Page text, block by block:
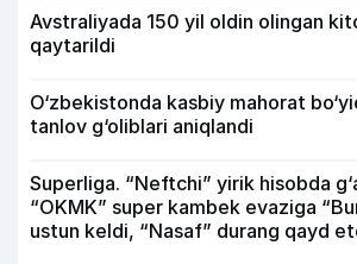
Avstraliyada 150 yil oldin olingan
qaytarildi
O‘zbekistonda kasbiy mahorat
tanlov g‘oliblari aniqlandi
Superliga. “Neftchi” yirik hisobda
“OKMK” super kambek evaziga
ustun keldi, “Nasaf” durang qayd